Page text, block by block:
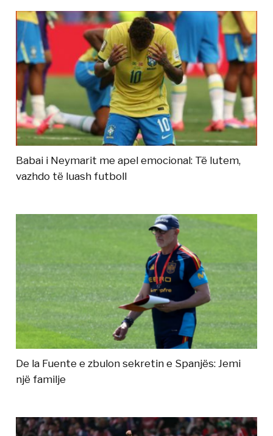
Babai i Neymarit me apel emocional: Të lutem,
vazhdo të luash futboll
De la Fuente e zbulon sekretin e Spanjës: Jemi
një familje